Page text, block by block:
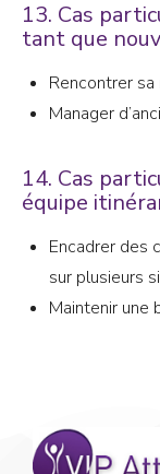
13. Cas
tant que
Rencontrer
Manager
14. Cas
équipe
Encadrer des
sur plusieurs
Maintenir une